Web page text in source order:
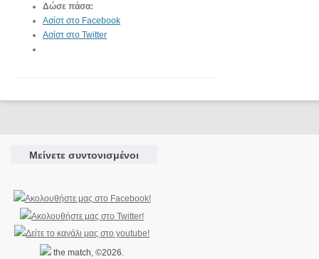
Δώσε πάσα:
Ασίστ στο Facebook
Ασίστ στο Twitter
Μείνετε συντονισμένοι
the match, ©2026.